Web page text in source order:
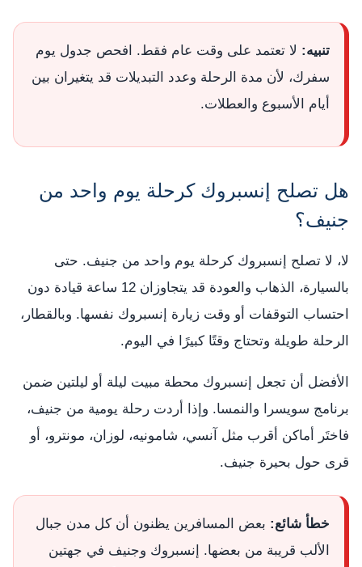
تنبيه: لا تعتمد على وقت عام فقط. افحص جدول يوم
سفرك، لأن مدة الرحلة وعدد التبديلات قد يتغيران بين
أيام الأسبوع والعطلات.
هل تصلح إنسبروك كرحلة يوم واحد من
جنيف؟
لا، لا تصلح إنسبروك كرحلة يوم واحد من جنيف. حتى
بالسيارة، الذهاب والعودة قد يتجاوزان 12 ساعة قيادة دون
احتساب التوقفات أو وقت زيارة إنسبروك نفسها. وبالقطار،
الرحلة طويلة وتحتاج وقتًا كبيرًا في اليوم.
الأفضل أن تجعل إنسبروك محطة مبيت ليلة أو ليلتين ضمن
برنامج سويسرا والنمسا. وإذا أردت رحلة يومية من جنيف،
فاختَر أماكن أقرب مثل آنسي، شامونيه، لوزان، مونترو، أو
قرى حول بحيرة جنيف.
خطأ شائع: بعض المسافرين يظنون أن كل مدن جبال
الألب قريبة من بعضها. إنسبروك وجنيف في جهتين